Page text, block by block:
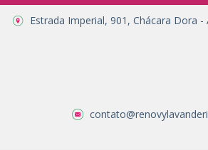
Estrada Imperial, 901, Chácara Dora -